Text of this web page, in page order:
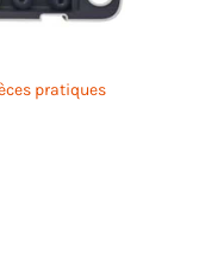
pratiques